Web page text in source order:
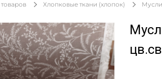
товаров Хлопковые ткани (хлопок)